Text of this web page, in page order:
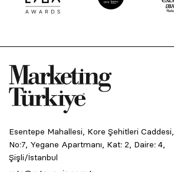
Esentepe Mahallesi, Kore Şehitleri Caddesi,
No:7, Yegane Apartmanı, Kat: 2, Daire: 4,
Şişli/İstanbul